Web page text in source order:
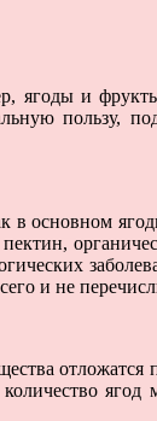
ягоды и
пользу,
в основном
и не
отложатся
ягод